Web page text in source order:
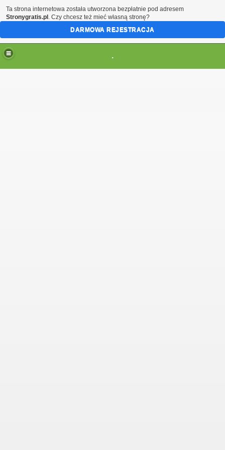
.
Ta strona internetowa została utworzona bezpłatnie pod adresem
Stronygratis.pl . Czy chcesz też mieć własną stronę?
DARMOWA REJESTRACJA